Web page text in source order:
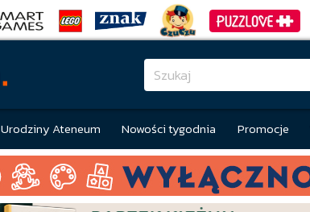
Urodziny Ateneum Nowości tygodnia Promocje